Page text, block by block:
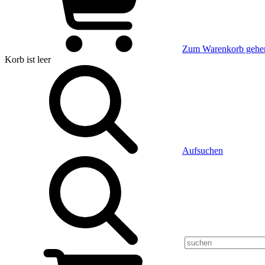
Zum Warenkorb
Korb ist leer
Aufsuchen